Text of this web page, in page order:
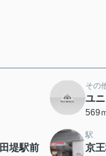
その
ユ
569
堤駅前
駅
京